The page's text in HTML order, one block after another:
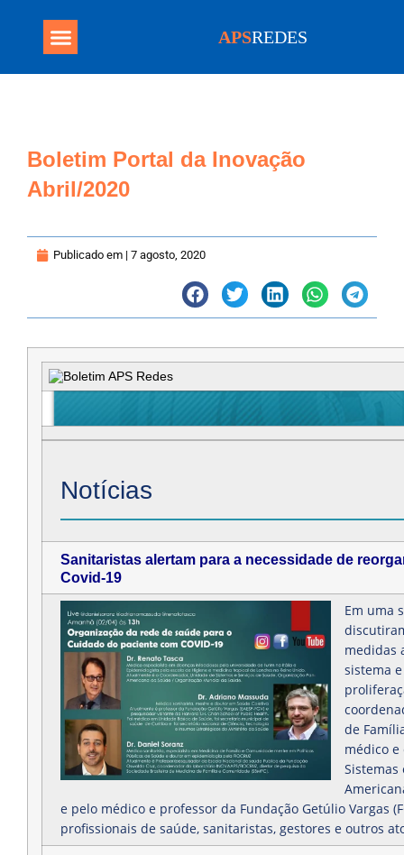
APSREDES
Boletim Portal da Inovação
Abril/2020
Publicado em | 7 agosto, 2020
Notícias
Sanitaristas alertam para a necessidade de
Covid-19
Em uma
medidas
sistema
de
médico
Sistemas
e pelo médico e professor da Fundação Getúlio Vargas
profissionais de saúde, sanitaristas, gestores e outros